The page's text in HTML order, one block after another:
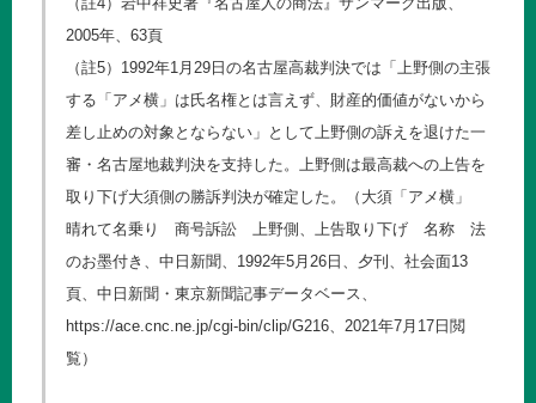
2005年、63頁
（註5）1992年1月29日の名古屋高裁判決では「上野側の主張
する「アメ横」は氏名権とは言えず、財産的価値がないから
差し止めの対象とならない」として上野側の訴えを退けた一
審・名古屋地裁判決を支持した。上野側は最高裁への上告を
取り下げ大須側の勝訴判決が確定した。（大須「アメ横」
晴れて名乗り 商号訴訟 上野側、上告取り下げ 名称 法
のお墨付き、中日新聞、1992年5月26日、夕刊、社会面13
頁、中日新聞・東京新聞記事データベース、
https://ace.cnc.ne.jp/cgi-bin/clip/G216 、2021年7月17日閲
覧）